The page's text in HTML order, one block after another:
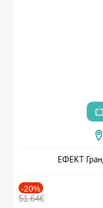
ЕФЕКТ
-20%
51.64€